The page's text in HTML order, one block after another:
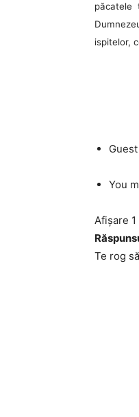
păcatele
ispitelor,
Guest
You
Afișare
Te rog